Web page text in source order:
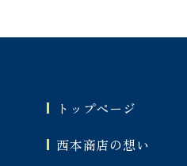
トップページ
西本商店の想い